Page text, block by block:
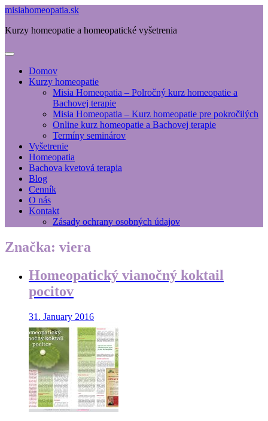
misiahomeopatia.sk
Kurzy homeopatie a homeopatické vyšetrenia
Domov
Kurzy homeopatie
Misia Homeopatia – Polročný kurz homeopatie a
Bachovej terapie
Misia Homeopatia – Kurz homeopatie pre pokročilých
Online kurz homeopatie a Bachovej terapie
Termíny seminárov
Vyšetrenie
Homeopatia
Bachova kvetová terapia
Blog
Cenník
O nás
Kontakt
Zásady ochrany osobných údajov
Značka: viera
Homeopatický vianočný koktail
pocitov
31. January 2016